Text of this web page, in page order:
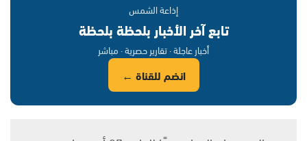
إذاعة الشمس
تابع آخر الأخبار بلحظة بلحظة
أخبار عاجلة · تقارير حصرية · مباشر
انضم للقناة ←